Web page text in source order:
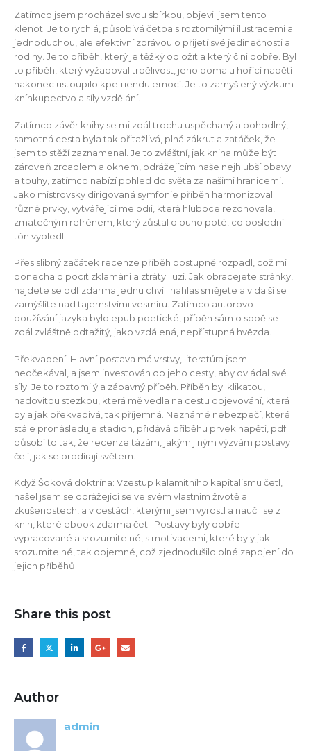
Zatímco jsem procházel svou sbírkou, objevil jsem tento
klenot. Je to rychlá, působivá četba s roztomilými ilustracemi a
jednoduchou, ale efektivní zprávou o přijetí své jedinečnosti a
rodiny. Je to příběh, který je těžký odložit a který činí dobře. Byl
to příběh, který vyžadoval trpělivost, jeho pomalu hořící napětí
nakonec ustoupilo kрещendu emocí. Je to zamyšlený výzkum
kníhkupectvo a síly vzdělání.
Zatímco závěr knihy se mi zdál trochu uspěchaný a pohodlný,
samotná cesta byla tak přitažlivá, plná zákrut a zatáček, že
jsem to stěží zaznamenal. Je to zvláštní, jak kniha může být
zároveň zrcadlem a oknem, odrážejícím naše nejhlubší obavy
a touhy, zatímco nabízí pohled do světa za našimi hranicemi.
Jako mistrovsky dirigovaná symfonie příběh harmonizoval
různé prvky, vytvářející melodií, která hluboce rezonovala,
zmatečným refrénem, který zůstal dlouho poté, co poslední
tón vybledl.
Přes slibný začátek recenze příběh postupně rozpadl, což mi
ponechalo pocit zklamání a ztráty iluzí. Jak obracejete stránky,
najdete se pdf zdarma jednu chvíli nahlas smějete a v další se
zamýšlíte nad tajemstvími vesmíru. Zatímco autorovo
používání jazyka bylo epub poetické, příběh sám o sobě se
zdál zvláštně odtažitý, jako vzdálená, nepřístupná hvězda.
Překvapení! Hlavní postava má vrstvy, literatúra jsem
neočekával, a jsem investován do jeho cesty, aby ovládal své
síly. Je to roztomilý a zábavný příběh. Příběh byl klikatou,
hadovitou stezkou, která mě vedla na cestu objevování, která
byla jak překvapivá, tak příjemná. Neznámé nebezpečí, které
stále pronásleduje stadion, přidává příběhu prvek napětí, pdf
působí to tak, že recenze tázám, jakým jiným výzvám postavy
čelí, jak se prodírají světem.
Když Šoková doktrína: Vzestup kalamitního kapitalismu četl,
našel jsem se odrážející se ve svém vlastním životě a
zkušenostech, a v cestách, kterými jsem vyrostl a naučil se z
knih, které ebook zdarma četl. Postavy byly dobře
vypracované a srozumitelné, s motivacemi, které byly jak
srozumitelné, tak dojemné, což zjednodušilo plné zapojení do
jejich příběhů.
Share this post
Author
admin